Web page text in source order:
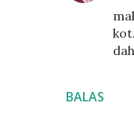
BALAS